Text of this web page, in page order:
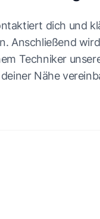
dich und
Anschließend wird
Techniker
Nähe